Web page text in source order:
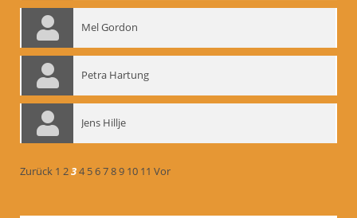
Mel Gordon
Petra Hartung
Jens Hillje
Zurück 1 234 56789 10 11 Vor